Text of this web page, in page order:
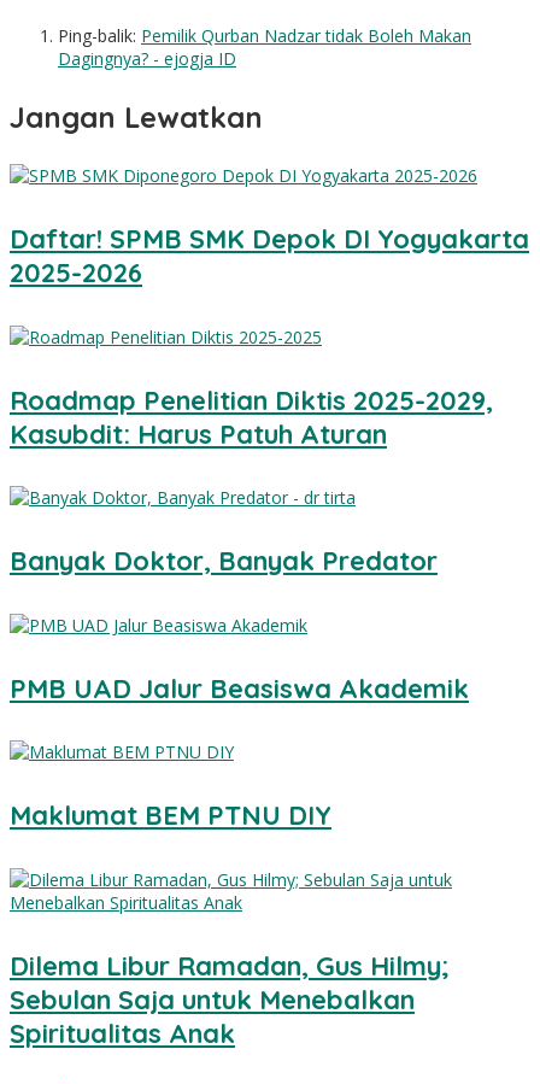
Ping-balik: Pemilik Qurban Nadzar tidak Boleh Makan
Dagingnya? - ejogja ID
Jangan Lewatkan
Daftar! SPMB SMK Depok DI Yogyakarta
2025-2026
Roadmap Penelitian Diktis 2025-2029,
Kasubdit: Harus Patuh Aturan
Banyak Doktor, Banyak Predator
PMB UAD Jalur Beasiswa Akademik
Maklumat BEM PTNU DIY
Dilema Libur Ramadan, Gus Hilmy;
Sebulan Saja untuk Menebalkan
Spiritualitas Anak